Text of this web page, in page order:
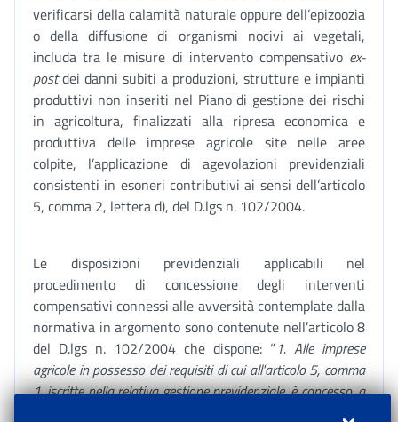
verificarsi della calamità naturale oppure dell’epizoozia
o della diffusione di organismi nocivi ai vegetali,
includa tra le misure di intervento compensativo ex-
postdei danni subiti a produzioni, strutture e impianti
produttivi non inseriti nel Piano di gestione dei rischi
in agricoltura, finalizzati alla ripresa economica e
produttiva delle imprese agricole site nelle aree
colpite, l’applicazione di agevolazioni previdenziali
consistenti in esoneri contributivi ai sensi dell’articolo
5, comma 2, lettera d), del D.lgs n. 102/2004.
Le disposizioni previdenziali applicabili nel
procedimento di concessione degli interventi
compensativi connessi alle avversità contemplate dalla
normativa in argomento sono contenute nell’articolo 8
del D.lgs n. 102/2004 che dispone: “ 1. Alle imprese
agricole in possesso dei requisiti di cui all'articolo 5, comma
1, iscritte nella relativa gestione previdenziale, è concesso, a